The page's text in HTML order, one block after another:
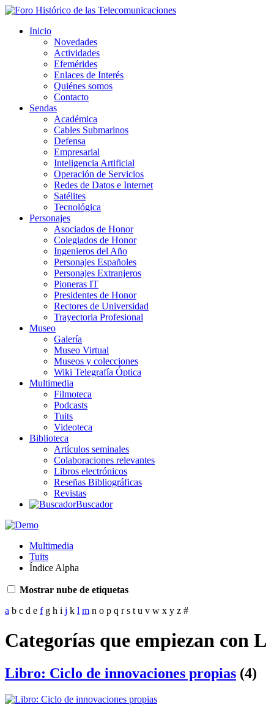
Inicio
Novedades
Actividades
Efemérides
Enlaces de Interés
Quiénes somos
Contacto
Sendas
Académica
Cables Submarinos
Defensa
Empresarial
Inteligencia Artificial
Operación de Servicios
Redes de Datos e Internet
Satélites
Tecnológica
Personajes
Asociados de Honor
Colegiados de Honor
Ingenieros del Año
Personajes Españoles
Personajes Extranjeros
Pioneras IT
Presidentes de Honor
Rectores de Universidad
Trayectoria Profesional
Museo
Galería
Museo Virtual
Museos y colecciones
Wiki Telegrafía Óptica
Multimedia
Filmoteca
Podcasts
Tuits
Videoteca
Biblioteca
Artículos seminales
Colaboraciones relevantes
Libros electrónicos
Reseñas Bibliográficas
Revistas
Buscador
Multimedia
Tuits
Índice Alpha
Mostrar nube de etiquetas
a b c d e f g h i j k l m n o p q r s t u v w x y z #
Categorías que empiezan con L
Libro: Ciclo de innovaciones propias (4)